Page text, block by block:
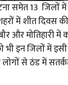
समेत 13 जिलों
में शीत दिवस
और मोतिहारी में
भी इन जिलों में
लोगों से ठंड में